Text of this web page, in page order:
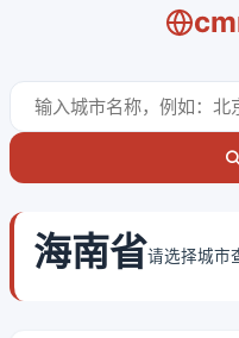
海南省请选择城市